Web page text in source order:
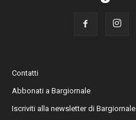
Contatti
Abbonati a Bargiornale
Iscriviti alla newsletter di Bargiornale